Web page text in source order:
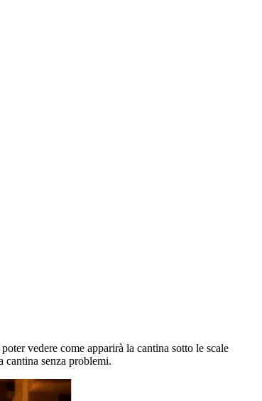
vedere come apparirà la cantina sotto le scale
senza problemi.